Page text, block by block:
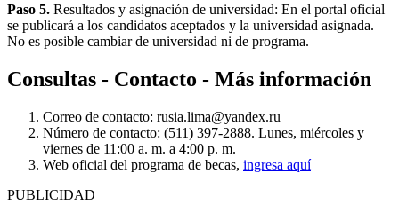
Paso 5. Resultados y asignación de universidad: En el portal oficial
se publicará a los candidatos aceptados y la universidad asignada.
No es posible cambiar de universidad ni de programa.
Consultas - Contacto - Más información
Correo de contacto: rusia.lima@yandex.ru
Número de contacto: (511) 397-2888. Lunes, miércoles y
viernes de 11:00 a. m. a 4:00 p. m.
Web oficial del programa de becas, ingresa aquí
PUBLICIDAD